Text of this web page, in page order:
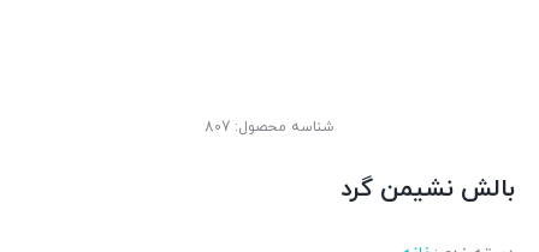
شناسه محصول: 807
بالش نشیمن گرد